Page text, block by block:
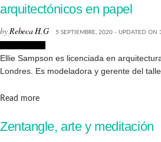
arquitectónicos en papel
byRebeca H.G 5 SEPTIEMBRE, 2020 - UPDATED ON
Ellie Sampson es licenciada en
Londres. Es modeladora y gerente del
Read moreDetails
Zentangle, arte y meditación